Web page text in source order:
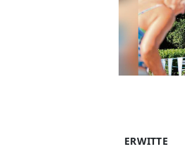
ERWITTE